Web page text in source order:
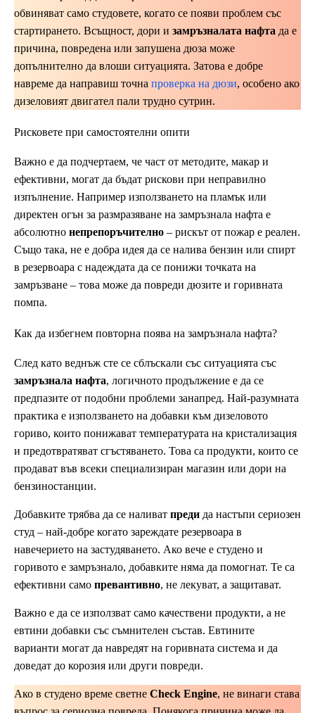
обвиняват само студовете, когато се появи проблем със
стартирането. Всъщност, дори и замръзналата нафта да е
причина, повредена или запушена дюза може
допълнително да влоши ситуацията. Затова е добре
навреме да направиш точна проверка на дюзи, особено ако
дизеловият двигател пали трудно сутрин.
Рисковете при самостоятелни опити
Важно е да подчертаем, че част от методите, макар и
ефективни, могат да бъдат рискови при неправилно
изпълнение. Например използването на пламък или
директен огън за размразяване на замръзнала нафта е
абсолютно непрепоръчително – рискът от пожар е реален.
Също така, не е добра идея да се налива бензин или спирт
в резервоара с надеждата да се понижи точката на
замръзване – това може да повреди дюзите и горивната
помпа.
Как да избегнем повторна поява на замръзнала нафта?
След като веднъж сте се сблъскали със ситуацията със
замръзнала нафта, логичното продължение е да се
предпазите от подобни проблеми занапред. Най-разумната
практика е използването на добавки към дизеловото
гориво, които понижават температурата на кристализация
и предотвратяват сгъстяването. Това са продукти, които се
продават във всеки специализиран магазин или дори на
бензиностанции.
Добавките трябва да се наливат преди да настъпи сериозен
студ – най-добре когато зареждате резервоара в
навечерието на застудяването. Ако вече е студено и
горивото е замръзнало, добавките няма да помогнат. Те са
ефективни само превантивно, не лекуват, а защитават.
Важно е да се използват само качествени продукти, а не
евтини добавки със съмнителен състав. Евтините
варианти могат да навредят на горивната система и да
доведат до корозия или други повреди.
Ако в студено време светне Check Engine, не винаги става